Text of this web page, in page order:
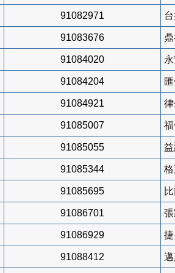
91082971
91083676
91084020
91084204
91084921
91085007
91085055
91085344
91085695
91086701
91086929
91088412